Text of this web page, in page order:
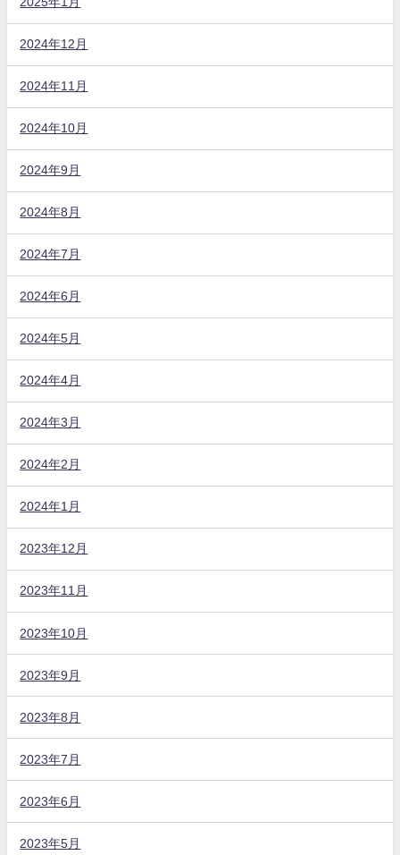
2024年12月
2024年11月
2024年10月
2024年9月
2024年8月
2024年7月
2024年6月
2024年5月
2024年4月
2024年3月
2024年2月
2024年1月
2023年12月
2023年11月
2023年10月
2023年9月
2023年8月
2023年7月
2023年6月
2023年5月